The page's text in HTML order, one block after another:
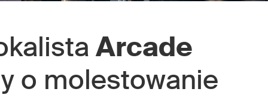
Arcade
o molestowanie